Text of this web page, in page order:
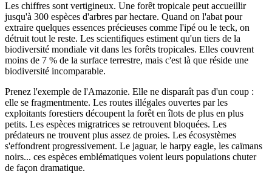
Les chiffres sont vertigineux. Une forêt tropicale peut accueillir
jusqu'à 300 espèces d'arbres par hectare. Quand on l'abat pour
extraire quelques essences précieuses comme l'ipé ou le teck, on
détruit tout le reste. Les scientifiques estiment qu'un tiers de la
biodiversité mondiale vit dans les forêts tropicales. Elles couvrent
moins de 7 % de la surface terrestre, mais c'est là que réside une
biodiversité incomparable.
Prenez l'exemple de l'Amazonie. Elle ne disparaît pas d'un coup :
elle se fragmentmente. Les routes illégales ouvertes par les
exploitants forestiers découpent la forêt en îlots de plus en plus
petits. Les espèces migratrices se retrouvent bloquées. Les
prédateurs ne trouvent plus assez de proies. Les écosystèmes
s'effondrent progressivement. Le jaguar, le harpy eagle, les caïmans
noirs... ces espèces emblématiques voient leurs populations chuter
de façon dramatique.